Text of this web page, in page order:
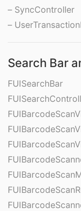
– SyncController
–
Search Bar
FUISearchBar